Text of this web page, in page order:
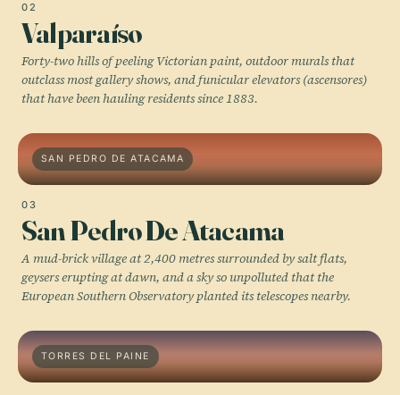
02
Valparaíso
Forty-two hills of peeling Victorian paint, outdoor murals that
outclass most gallery shows, and funicular elevators (ascensores)
that have been hauling residents since 1883.
SAN PEDRO DE ATACAMA
03
San Pedro De Atacama
A mud-brick village at 2,400 metres surrounded by salt flats,
geysers erupting at dawn, and a sky so unpolluted that the
European Southern Observatory planted its telescopes nearby.
TORRES DEL PAINE